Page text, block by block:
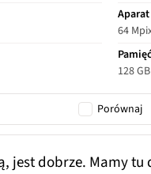
Aparat
64
128 GB
Porównaj
jest dobrze. Mamy tu